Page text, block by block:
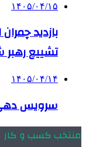
۱۴۰۵/۰۴/۱۵
بازدید
تشییع
۱۴۰۵/۰۴/۱۴
سرویس
منتخب کسب و کار